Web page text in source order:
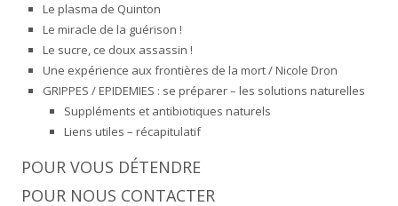
Le plasma de Quinton
Le miracle de la guérison !
Le sucre, ce doux assassin !
Une expérience aux frontières de la mort / Nicole Dron
GRIPPES / EPIDEMIES : se préparer – les solutions naturelles
Suppléments et antibiotiques naturels
Liens utiles – récapitulatif
POUR VOUS DÉTENDRE
POUR NOUS CONTACTER